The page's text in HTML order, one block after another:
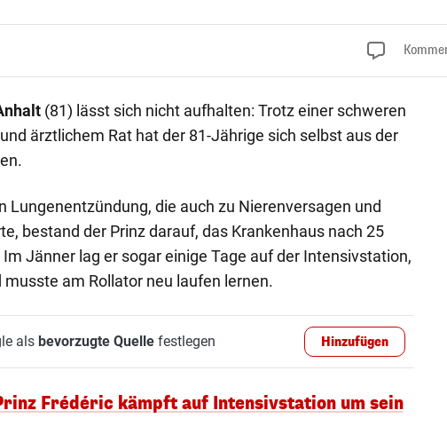
(81) lässt sich nicht aufhalten: Trotz einer schweren
ärztlichem Rat hat der 81-Jährige sich selbst aus der
Lungenentzündung, die auch zu Nierenversagen und
bestand der Prinz darauf, das Krankenhaus nach 25
Jänner lag er sogar einige Tage auf der Intensivstation,
musste am Rollator neu laufen lernen.
als bevorzugte Quellefestlegen Hinzufügen
Frédéric kämpft auf Intensivstation um sein